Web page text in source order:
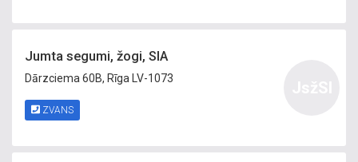
Jumta segumi, žogi, SIA
Dārzciema 60B, Rīga LV-1073
ZVANS